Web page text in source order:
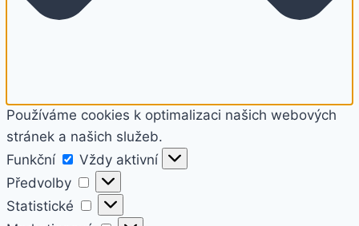
Používáme cookies k optimalizaci našich webových
stránek a našich služeb.
Funkční
Funkční
Vždy aktivní
Předvolby
Předvolby
Statistické
Statistické